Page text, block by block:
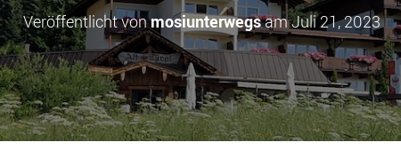
Veröffentlicht vonmosiunterwegsamJuli 21, 2023